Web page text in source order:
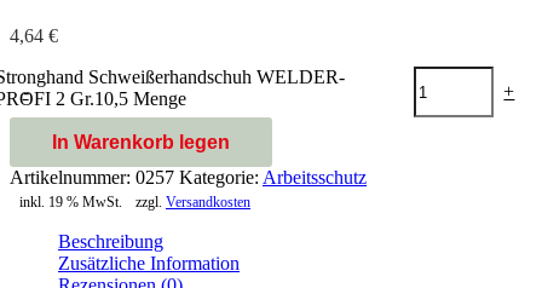
4,64 €
-
Schweißerhandschuh WELDER-
2 Gr.10,5 Menge
+
In Warenkorb legen
Artikelnummer: 0257 Kategorie: Arbeitsschutz
inkl. 19 % MwSt. zzgl. Versandkosten
Beschreibung
Zusätzliche Information